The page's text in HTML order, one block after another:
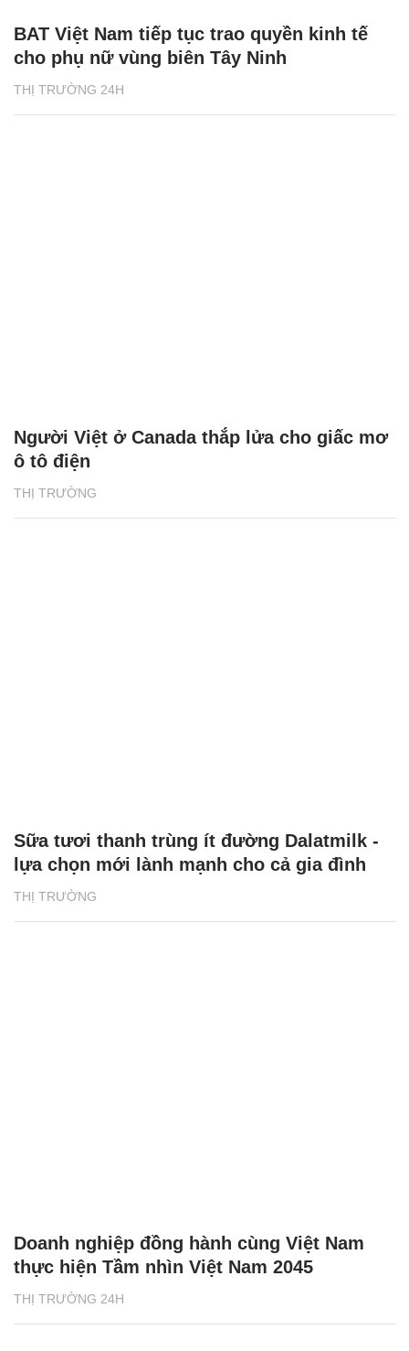
THỊ TRƯỜNG 24H
BAT Việt Nam tiếp tục trao quyền kinh tế
cho phụ nữ vùng biên Tây Ninh
THỊ TRƯỜNG
Người Việt ở Canada thắp lửa cho giấc mơ
ô tô điện
THỊ TRƯỜNG
Sữa tươi thanh trùng ít đường Dalatmilk -
lựa chọn mới lành mạnh cho cả gia đình
THỊ TRƯỜNG 24H
Doanh nghiệp đồng hành cùng Việt Nam
thực hiện Tầm nhìn Việt Nam 2045